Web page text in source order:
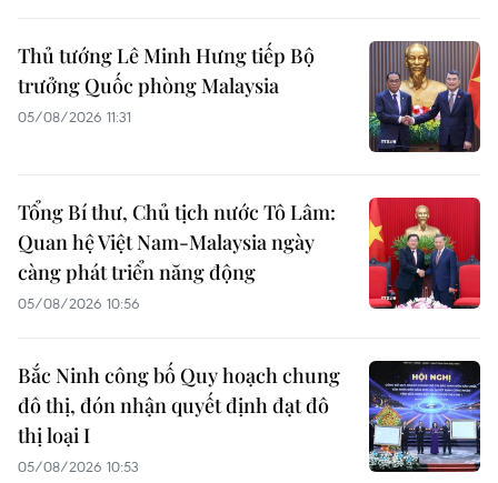
Thủ tướng Lê Minh Hưng tiếp Bộ
trưởng Quốc phòng Malaysia
05/08/2026 11:31
Tổng Bí thư, Chủ tịch nước Tô Lâm:
Quan hệ Việt Nam-Malaysia ngày
càng phát triển năng động
05/08/2026 10:56
Bắc Ninh công bố Quy hoạch chung
đô thị, đón nhận quyết định đạt đô
thị loại I
05/08/2026 10:53